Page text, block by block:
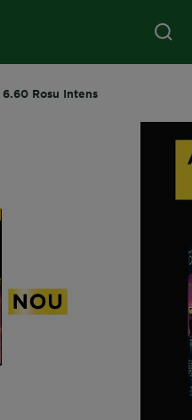
6.60 Rosu Intens